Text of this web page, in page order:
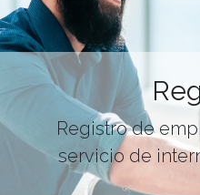
Registro de
servicio de